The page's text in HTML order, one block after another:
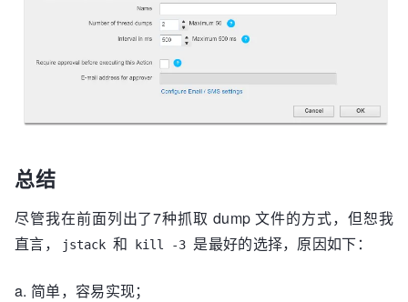
总结
尽管我在前面列出了7种抓取 dump 文件的方式，但恕我
直言，
jstack 和 kill -3 是最好的选择，原因如下：
a. 简单，容易实现；